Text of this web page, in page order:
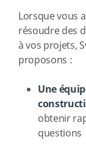
Lorsque vous
résoudre des
à vos projets,
proposons :
Une
obtenir
questions